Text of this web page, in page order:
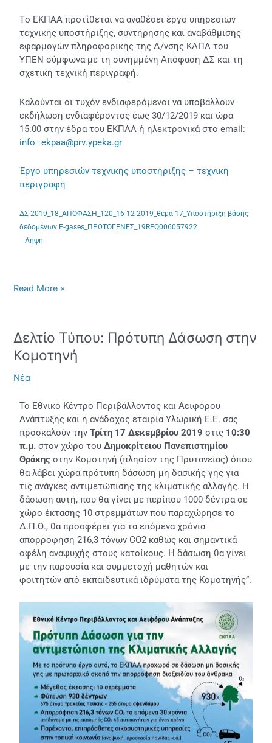
Tο ΕΚΠΑΑ προτίθεται να αναθέσει έργο υπηρεσιών
τεχνικής υποστήριξης, συντήρησης και αναβάθμισης
εφαρμογών πληροφορικής της Δ/νσης ΚΑΠΑ του
ΥΠΕΝ σύμφωνα με τη συνημμένη Απόφαση ΔΣ και τη
σχετική τεχνική περιγραφή.
Καλούνται οι τυχόν ενδιαφερόμενοι να υποβάλλουν
εκδήλωση ενδιαφέροντος έως 30/12/2019 και ώρα
15:00 στην έδρα του ΕΚΠΑΑ ή ηλεκτρονικά στοemail :
info–ekpaa@prv.ypeka.gr
Έργο υπηρεσιών τεχνικής υποστήριξης – τεχνική
περιγραφή
ΔΣ 2019_18_ΑΠΟΦΑΣΗ_120_16-12-2019_θεμα 17_Υποστήριξη βάσης
δεδομένων F-gases_ΠΡΩΤΟΓΕΝΕΣ_19REQ006057922
Λήψη
πληροφορικής
της
Δ/
νσης
ΚΑΠΑ
ΥΠΕΝ
Read More »
Δελτίο Τύπου: Πρότυπη Δάσωση στην
Κομοτηνή
Νέα
Το Εθνικό Κέντρο Περιβάλλοντος και Αειφόρου
Ανάπτυξης και η ανάδοχος εταιρία Υλωρική Ε.Ε. σας
προσκαλούν τηνΤρίτη 17 Δεκεμβρίου 2019 στις 10:30
π.μ. στον χώρο τουΔημοκρίτειου Πανεπιστημίου
Θράκης στην Κομοτηνή (πλησίον της Πρυτανείας) όπου
θα λάβει χώρα πρότυπη δάσωση μη δασικής γης για
τις ανάγκες αντιμετώπισης της κλιματικής αλλαγής. Η
δάσωση αυτή, που θα γίνει με περίπου 1000 δέντρα σε
χώρο έκτασης 10 στρεμμάτων που παραχώρησε το
Δ.Π.Θ., θα προσφέρει για τα επόμενα χρόνια
απορρόφηση 216,3 τόνων CO2 καθώς και σημαντικά
οφέλη αναψυχής στους κατοίκους. Η δάσωση θα γίνει
με την παρουσία και συμμετοχή μαθητών και
φοιτητών από εκπαιδευτικά ιδρύματα της Κομοτηνής”.
Δελτίο
Τύπου:
Πρότυπη
Δάσωση
Κομοτηνή